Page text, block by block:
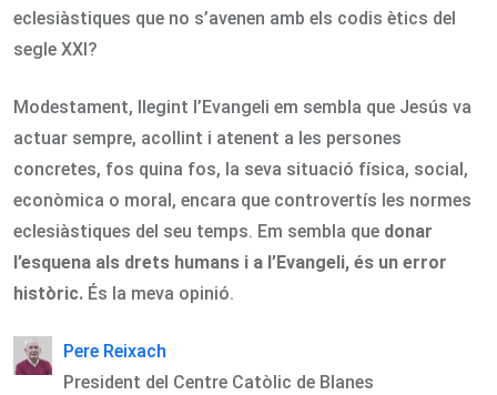
eclesiàstiques que no s’avenen amb els codis ètics del
segle XXI?
Modestament, llegint l’Evangeli em sembla que Jesús va
actuar sempre, acollint i atenent a les persones
concretes, fos quina fos, la seva situació física, social,
econòmica o moral, encara que controvertís les normes
eclesiàstiques del seu temps. Em sembla que donar
l’esquena als drets humans i a l’Evangeli, és un error
històric. És la meva opinió.
Pere Reixach
President del Centre Catòlic de Blanes